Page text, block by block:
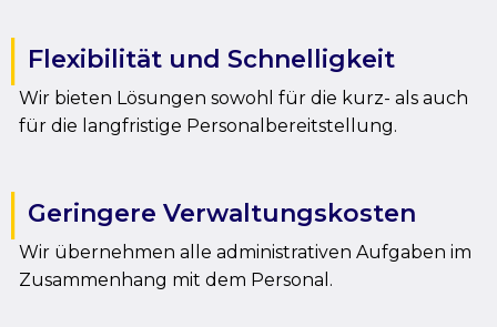
Flexibilität und Schnelligkeit
Wir bieten Lösungen sowohl für die kurz- als auch
für die langfristige Personalbereitstellung.
Geringere Verwaltungskosten
Wir übernehmen alle administrativen Aufgaben im
Zusammenhang mit dem Personal.